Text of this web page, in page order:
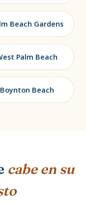
Beach Gardens
Palm Beach
Boynton Beach
cabe en su